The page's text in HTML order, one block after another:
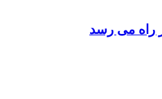
راه می رسد